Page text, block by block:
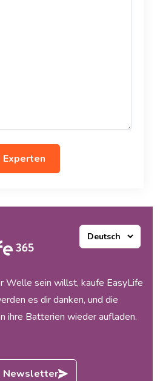
Experten
Welle sein willst, kaufe EasyLife
es dir danken, und die
ihre Batterien wieder aufladen.
Newsletter